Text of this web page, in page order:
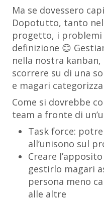
Ma se dovessero
Dopotutto, tanto
progetto, i problemi
definizione 😊
nella nostra
scorrere su di una
e magari
Come si dovrebbe
team a fronte di
Task force:
all’unisono sul
Creare
gestirlo magari
persona meno
alle altre